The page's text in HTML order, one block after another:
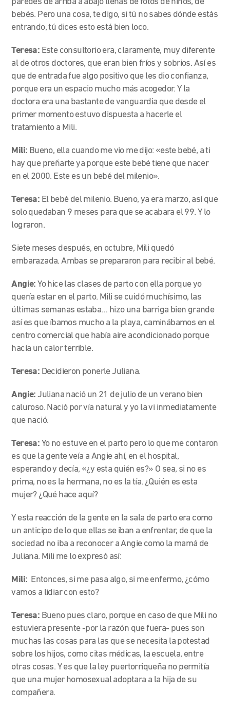
bebés. Pero una cosa, te digo, si tú no sabes dónde estás
entrando, tú dices esto está bien loco.
Teresa: Este consultorio era, claramente, muy diferente
al de otros doctores, que eran bien fríos y sobrios. Así es
que de entrada fue algo positivo que les dio confianza,
porque era un espacio mucho más acogedor. Y la
doctora era una bastante de vanguardia que desde el
primer momento estuvo dispuesta a hacerle el
tratamiento a Mili.
Mili: Bueno, ella cuando me vio me dijo: «este bebé, a ti
hay que preñarte ya porque este bebé tiene que nacer
en el 2000. Este es un bebé del milenio».
Teresa: El bebé del milenio. Bueno, ya era marzo, así que
solo quedaban 9 meses para que se acabara el 99. Y lo
lograron.
Siete meses después, en octubre, Mili quedó
embarazada. Ambas se prepararon para recibir al bebé.
Angie:Yo hice las clases de parto con ella porque yo
quería estar en el parto. Mili se cuidó muchísimo, las
últimas semanas estaba… hizo una barriga bien grande
así es que íbamos mucho a la playa, caminábamos en el
centro comercial que había aire acondicionado porque
hacía un calor terrible.
Teresa: Decidieron ponerle Juliana.
Angie:Juliana nació un 21 de julio de un verano bien
caluroso. Nació por vía natural y yo la vi inmediatamente
que nació.
Teresa: Yo no estuve en el parto pero lo que me contaron
es que la gente veía a Angie ahí, en el hospital,
esperando y decía, «¿y esta quién es?» O sea, si no es
prima, no es la hermana, no es la tía. ¿Quién es esta
mujer? ¿Qué hace aquí?
Y esta reacción de la gente en la sala de parto era como
un anticipo de lo que ellas se iban a enfrentar, de que la
sociedad no iba a reconocer a Angie como la mamá de
Juliana. Mili me lo expresó así:
Mili: Entonces, si me pasa algo, si me enfermo, ¿cómo
vamos a lidiar con esto?
Teresa: Bueno pues claro, porque en caso de que Mili no
estuviera presente -por la razón que fuera- pues son
muchas las cosas para las que se necesita la potestad
sobre los hijos, como citas médicas, la escuela, entre
otras cosas. Y es que la ley puertorriqueña no permitía
que una mujer homosexual adoptara a la hija de su
compañera.